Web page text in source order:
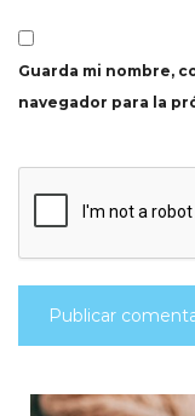
Guarda mi nombre,
navegador para la